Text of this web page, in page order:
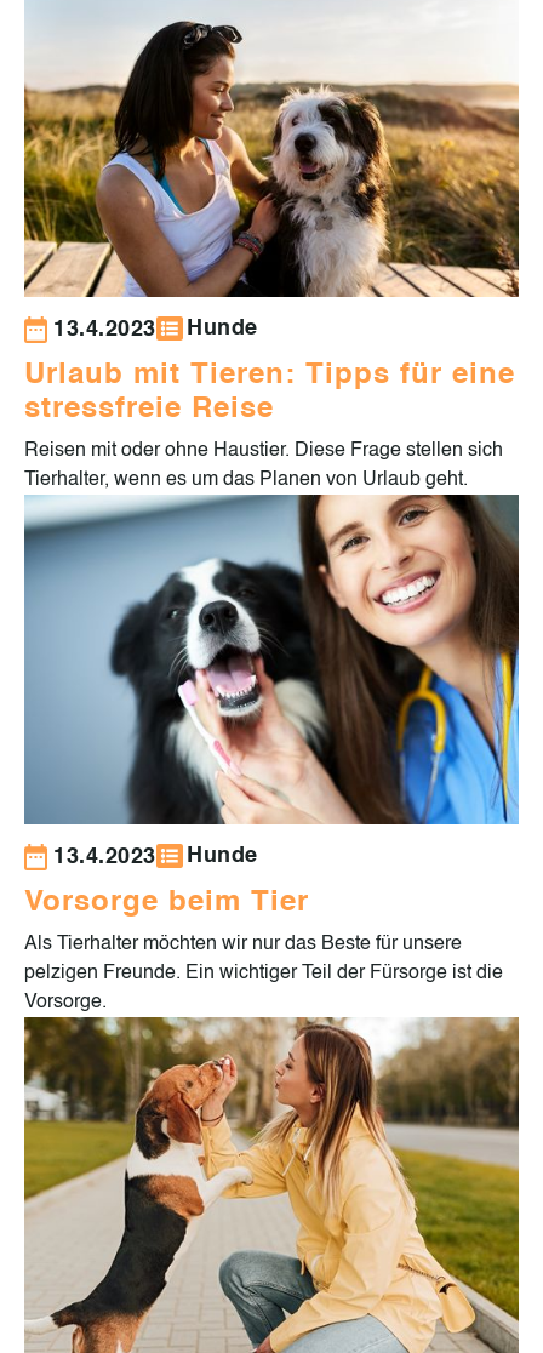
13.4.2023 Hunde
Urlaub mit Tieren: Tipps für eine
stressfreie Reise
Reisen mit oder ohne Haustier. Diese Frage stellen sich
Tierhalter, wenn es um das Planen von Urlaub geht.
13.4.2023 Hunde
Vorsorge beim Tier
Als Tierhalter möchten wir nur das Beste für unsere
pelzigen Freunde. Ein wichtiger Teil der Fürsorge ist die
Vorsorge.